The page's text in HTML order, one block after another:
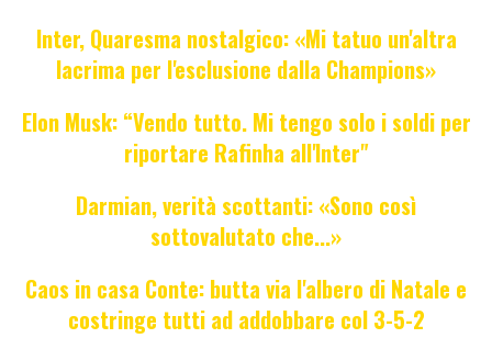
Inter, Quaresma nostalgico: «Mi tatuo un'altra
lacrima per l'esclusione dalla Champions»
Elon Musk: “Vendo tutto. Mi tengo solo i soldi per
riportare Rafinha all'Inter"
Darmian, verità scottanti: «Sono così
sottovalutato che...»
Caos in casa Conte: butta via l'albero di Natale e
costringe tutti ad addobbare col 3-5-2